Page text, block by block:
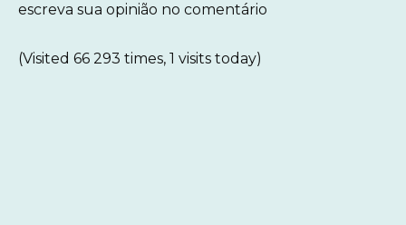
escreva sua opinião no comentário
(Visited 66 293 times, 1 visits today)